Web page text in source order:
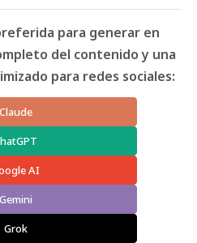
para generar en
del contenido y una
para redes sociales:
Claude
AI
Gemini
Grok